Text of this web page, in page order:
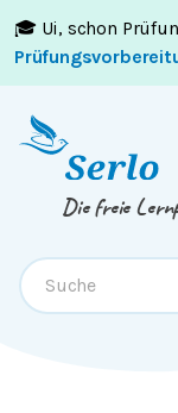
🎓 Ui, schon
Springe zum
Die freie